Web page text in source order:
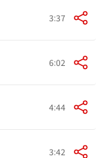
3:37
6:02
4:44
3:42